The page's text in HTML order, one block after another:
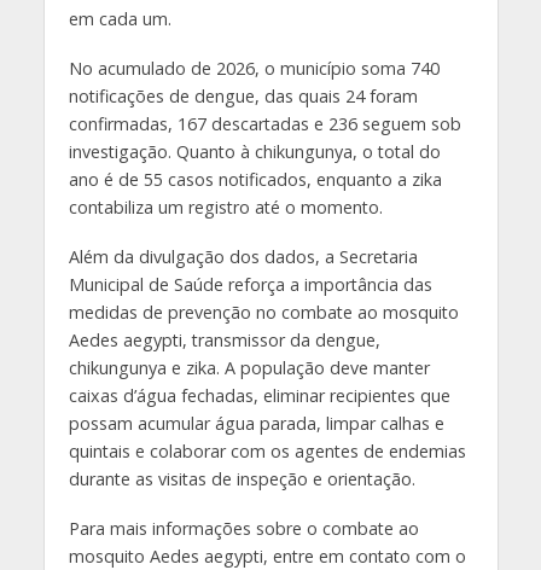
em cada um.
No acumulado de 2026, o município soma 740
notificações de dengue, das quais 24 foram
confirmadas, 167 descartadas e 236 seguem sob
investigação. Quanto à chikungunya, o total do
ano é de 55 casos notificados, enquanto a zika
contabiliza um registro até o momento.
Além da divulgação dos dados, a Secretaria
Municipal de Saúde reforça a importância das
medidas de prevenção no combate ao mosquito
Aedes aegypti, transmissor da dengue,
chikungunya e zika. A população deve manter
caixas d’água fechadas, eliminar recipientes que
possam acumular água parada, limpar calhas e
quintais e colaborar com os agentes de endemias
durante as visitas de inspeção e orientação.
Para mais informações sobre o combate ao
mosquito Aedes aegypti, entre em contato com o